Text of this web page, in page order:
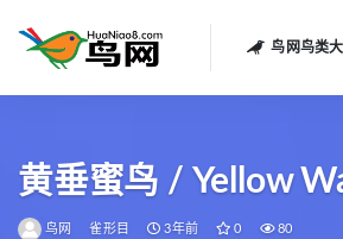
鸟网鸟类
黄垂蜜鸟 / Yellow
鸟网 雀形目 3年前 0 80